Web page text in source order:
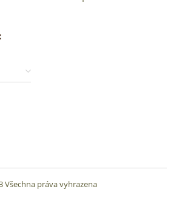
Všechna práva vyhrazena